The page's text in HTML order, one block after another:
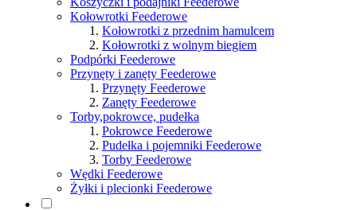
Kołowrotki Feederowe
Kołowrotki z przednim hamulcem
Kołowrotki z wolnym biegiem
Podpórki Feederowe
Przynęty i zanęty Feederowe
Przynęty Feederowe
Zanęty Feederowe
Torby,pokrowce, pudełka
Pokrowce Feederowe
Pudełka i pojemniki Feederowe
Torby Feederowe
Wędki Feederowe
Żyłki i plecionki Feederowe